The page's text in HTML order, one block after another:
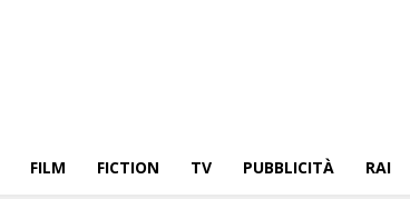
FILM FICTION TV PUBBLICITÀ RAI